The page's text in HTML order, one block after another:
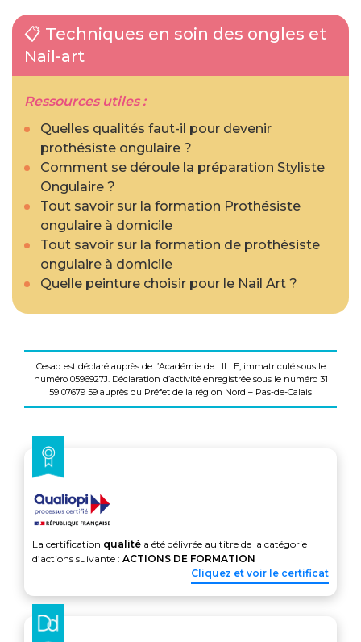
📋 Techniques en soin des ongles et
Nail-art
Ressources utiles :
Quelles qualités faut-il pour devenir
prothésiste ongulaire ?
Comment se déroule la préparation Styliste
Ongulaire ?
Tout savoir sur la formation Prothésiste
ongulaire à domicile
Tout savoir sur la formation de prothésiste
ongulaire à domicile
Quelle peinture choisir pour le Nail Art ?
Cesad est déclaré auprès de l’Académie de LILLE, immatriculé sous le
numéro 0596927J. Déclaration d’activité enregistrée sous le numéro 31
59 07679 59 auprès du Préfet de la région Nord – Pas-de-Calais
La certification qualité a été délivrée au titre de la catégorie
d’actions suivante : ACTIONS DE FORMATION
Cliquez et voir le certificat